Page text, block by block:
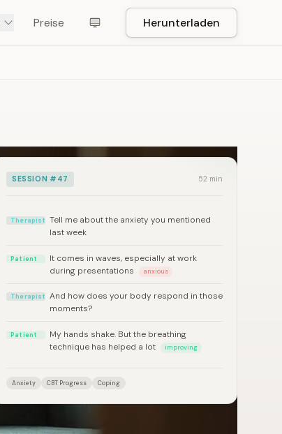
Preise Herunterladen
SESSION #47 52 min
Therapist Tell me about the anxiety you mentioned
last week
Patient
It comes in waves, especially at work
during presentations
anxious
Therapist And how does your body respond in those
moments?
Patient
My hands shake. But the breathing
technique has helped a lot
improving
Anxiety CBT Progress Coping